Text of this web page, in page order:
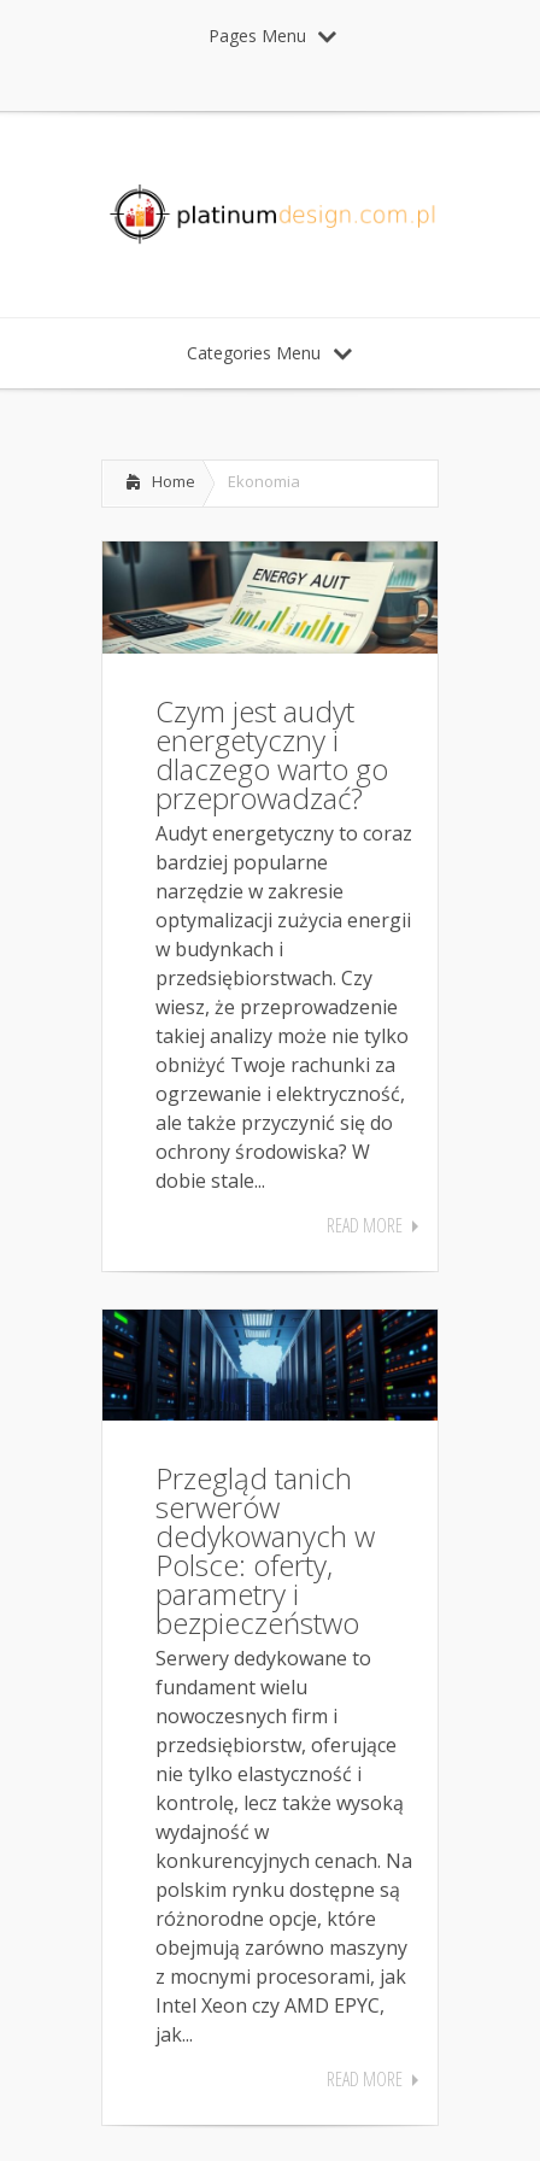
Pages Menu
Categories Menu
Home Ekonomia
Czym jest audyt
energetyczny i
dlaczego warto go
przeprowadzać?
Audyt energetyczny to coraz
bardziej popularne
narzędzie w zakresie
optymalizacji zużycia energii
w budynkach i
przedsiębiorstwach. Czy
wiesz, że przeprowadzenie
takiej analizy może nie tylko
obniżyć Twoje rachunki za
ogrzewanie i elektryczność,
ale także przyczynić się do
ochrony środowiska? W
dobie stale...
READ MORE
Przegląd tanich
serwerów
dedykowanych w
Polsce: oferty,
parametry i
bezpieczeństwo
Serwery dedykowane to
fundament wielu
nowoczesnych firm i
przedsiębiorstw, oferujące
nie tylko elastyczność i
kontrolę, lecz także wysoką
wydajność w
konkurencyjnych cenach. Na
polskim rynku dostępne są
różnorodne opcje, które
obejmują zarówno maszyny
z mocnymi procesorami, jak
Intel Xeon czy AMD EPYC,
jak...
READ MORE